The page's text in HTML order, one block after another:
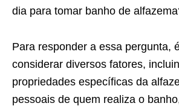
dia para tomar banho de
Para responder a essa pergunta,
considerar diversos fatores,
propriedades específicas da
pessoais de quem realiza o